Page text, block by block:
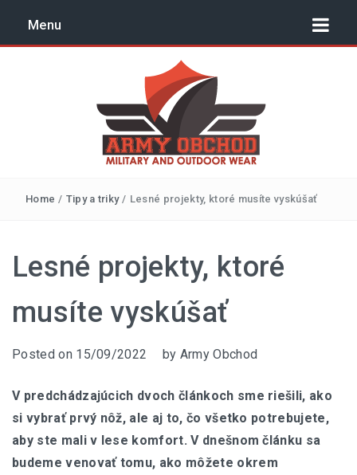
Menu
TIPY A TRIKY
Outdoor, surival, army –
Home / Tipy a triky / Lesné projekty, ktoré musíte vyskúšať
Lesné projekty, ktoré
musíte vyskúšať
Posted on 15/09/2022 by Army Obchod
V predchádzajúcich dvoch článkoch sme riešili, ako
si vybrať prvý nôž, ale aj to, čo všetko potrebujete,
aby ste mali v lese komfort. V dnešnom článku sa
budeme venovať tomu, ako môžete okrem